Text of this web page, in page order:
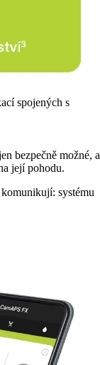
spojených s
bezpečně možné, a
její pohodu.
systému